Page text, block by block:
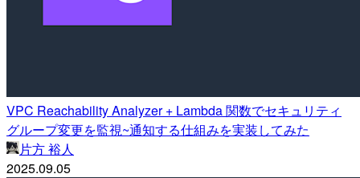
VPC Reachability Analyzer + Lambda 関数でセキュリティ
グループ変更を監視~通知する仕組みを実装してみた
片方 裕人
2025.09.05